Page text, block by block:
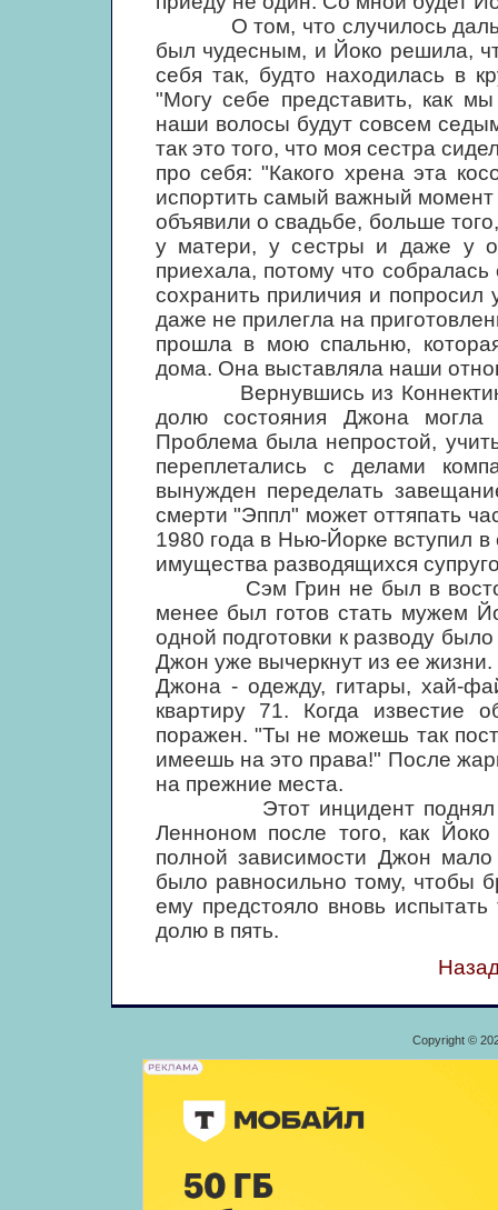
О том, что случилось
был чудесным, и Йоко решила,
себя так, будто находилась в
"Могу себе представить, как
наши волосы будут совсем
так это того, что моя сестра
про себя: "Какого хрена эта
испортить самый важный
объявили о свадьбе, больше
у матери, у сестры и даже у
приехала, потому что
сохранить приличия и попросил
даже не прилегла на
прошла в мою спальню,
дома. Она выставляла наши
Вернувшись из
долю состояния Джона могла
Проблема была непростой,
переплетались с делами
вынужден переделать
смерти "Эппл" может оттяпать
1980 года в Нью-Йорке вступил
имущества разводящихся
Сэм Грин не был в
менее был готов стать мужем
одной подготовки к разводу
Джон уже вычеркнут из ее
Джона - одежду, гитары, хай-
квартиру 71. Когда
поражен. "Ты не можешь так
имеешь на это права!" После
на прежние места.
Этот инцидент поднял
Ленноном после того, как
полной зависимости Джон
было равносильно тому, чтобы
ему предстояло вновь
долю в пять.
Copyright ©